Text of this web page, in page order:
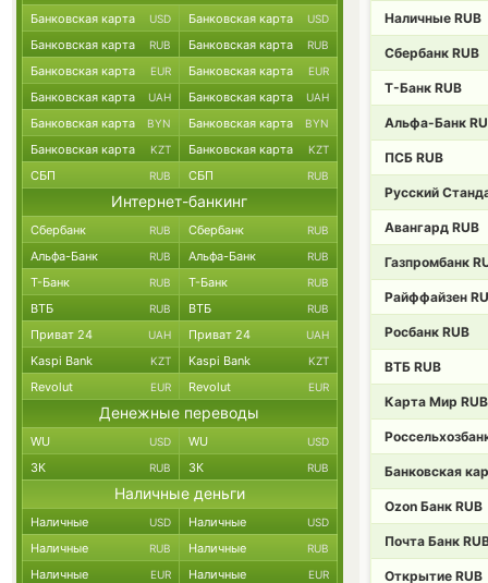
Наличные RUB
Сбербанк RUB
Т-Банк RUB
Альфа-Банк
ПСБ RUB
Русский
Авангард RUB
Газпромбанк
Райффайзен
Росбанк RUB
ВТБ RUB
Карта Мир RUB
Банковская
Ozon Банк RUB
Почта Банк
Открытие RUB
Банковская карта USD Банковская карта USD
Банковская карта RUB Банковская карта RUB
Банковская карта EUR Банковская карта EUR
Банковская карта UAH Банковская карта UAH
Банковская карта BYN Банковская карта BYN
Банковская карта KZT Банковская карта KZT
СБП RUB СБП RUB
Интернет-банкинг
Сбербанк RUB Сбербанк RUB
Альфа-Банк RUB Альфа-Банк RUB
Т-Банк RUB Т-Банк RUB
ВТБ RUB ВТБ RUB
Приват 24 UAH Приват 24 UAH
Kaspi Bank KZT Kaspi Bank KZT
Revolut EUR Revolut EUR
Денежные переводы
WU USD WU USD
ЗК RUB ЗК RUB
Наличные деньги
Наличные USD Наличные USD
Наличные RUB Наличные RUB
Наличные EUR Наличные EUR